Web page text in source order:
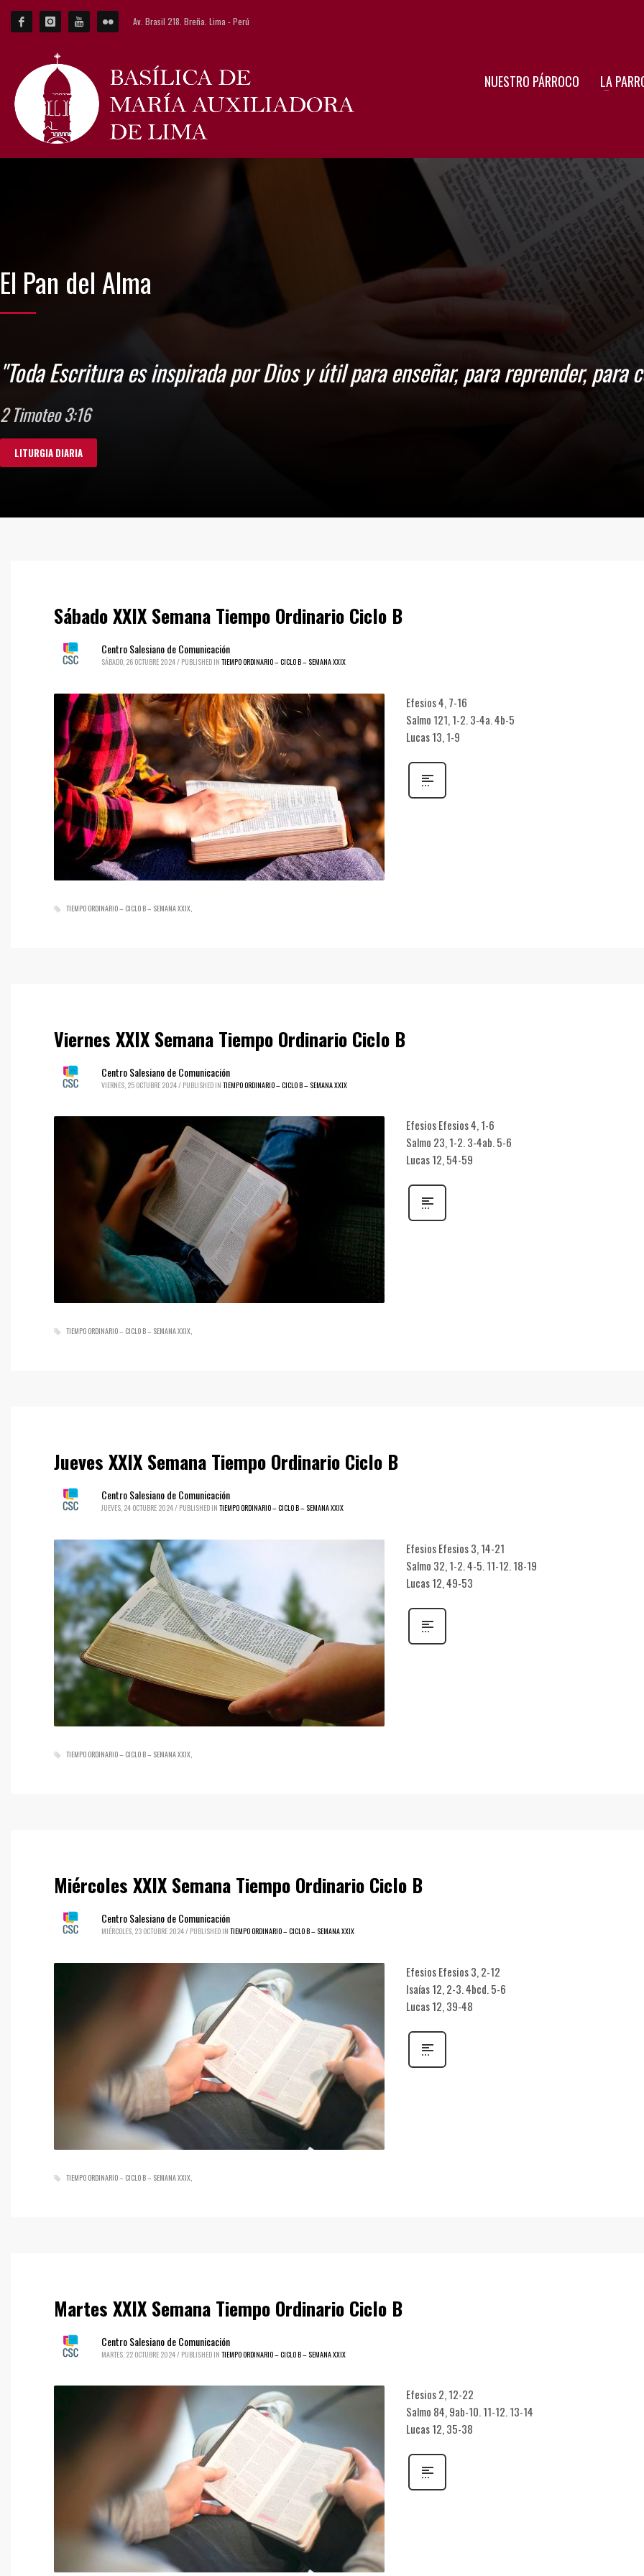
Av. Brasil 218. Breña. Lima - Perú
NUESTRO PÁRROCO LA
"Todo se escribió para enseñarnos, a fin de que, alentados por las Escrituras,
esperanza."
Romanos 15:4
LITURGIA DIARIA
Sábado XXIX Semana Tiempo Ordinario Ciclo B
Centro Salesiano de Comunicación
SÁBADO, 26 OCTUBRE 2024/ PUBLISHED IN TIEMPO ORDINARIO – CICLO B – SEMANA XXIX
Efesios 4, 7-16
Salmo 121, 1-2. 3-4a. 4b-5
Lucas 13, 1-9
TIEMPO ORDINARIO – CICLO B – SEMANA XXIX
Viernes XXIX Semana Tiempo Ordinario Ciclo B
Centro Salesiano de Comunicación
VIERNES, 25 OCTUBRE 2024/ PUBLISHED IN TIEMPO ORDINARIO – CICLO B – SEMANA XXIX
Efesios Efesios 4, 1-6
Salmo 23, 1-2. 3-4ab. 5-6
Lucas 12, 54-59
TIEMPO ORDINARIO – CICLO B – SEMANA XXIX
Jueves XXIX Semana Tiempo Ordinario Ciclo B
Centro Salesiano de Comunicación
JUEVES, 24 OCTUBRE 2024/ PUBLISHED IN TIEMPO ORDINARIO – CICLO B – SEMANA XXIX
Efesios Efesios 3, 14-21
Salmo 32, 1-2. 4-5. 11-12. 18-19
Lucas 12, 49-53
TIEMPO ORDINARIO – CICLO B – SEMANA XXIX
Miércoles XXIX Semana Tiempo Ordinario Ciclo B
Centro Salesiano de Comunicación
MIÉRCOLES, 23 OCTUBRE 2024/ PUBLISHED IN TIEMPO ORDINARIO – CICLO B – SEMANA XXIX
Efesios Efesios 3, 2-12
Isaías 12, 2-3. 4bcd. 5-6
Lucas 12, 39-48
TIEMPO ORDINARIO – CICLO B – SEMANA XXIX
Martes XXIX Semana Tiempo Ordinario Ciclo B
Centro Salesiano de Comunicación
MARTES, 22 OCTUBRE 2024/ PUBLISHED IN TIEMPO ORDINARIO – CICLO B – SEMANA XXIX
Efesios 2, 12-22
Salmo 84, 9ab-10. 11-12. 13-14
Lucas 12, 35-38